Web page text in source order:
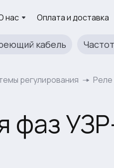
нас Оплата и доставка
кабель
регулирования Реле
фаз